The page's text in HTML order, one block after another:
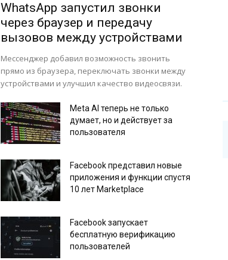
WhatsApp запустил звонки
через браузер и передачу
вызовов между устройствами
Мессенджер добавил возможность звонить
прямо из браузера, переключать звонки между
устройствами и улучшил качество видеосвязи.
Meta AI теперь не только
думает, но и действует за
пользователя
Facebook представил новые
приложения и функции спустя
10 лет Marketplace
Facebook запускает
бесплатную верификацию
пользователей